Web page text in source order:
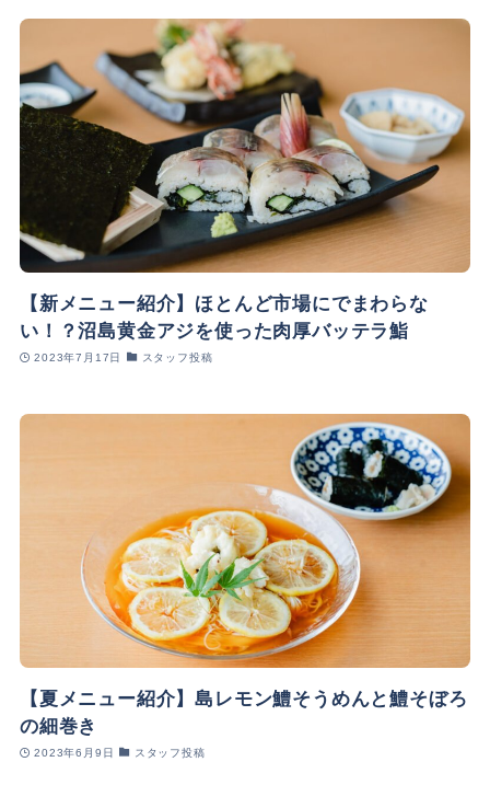
【新メニュー紹介】ほとんど市場にでまわらな
い！？沼島黄金アジを使った肉厚バッテラ鮨
2023年7月17日 スタッフ投稿
【夏メニュー紹介】島レモン鱧そうめんと鱧そぼろ
の細巻き
2023年6月9日 スタッフ投稿